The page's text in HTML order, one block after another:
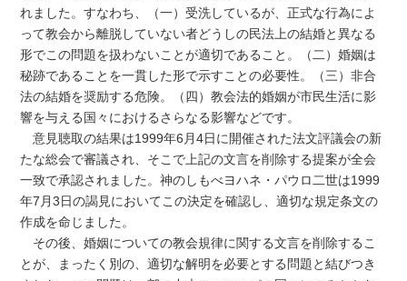
れました。すなわち、（一）受洗しているが、正式な行為によ
って教会から離脱していない者どうしの民法上の結婚と異なる
形でこの問題を扱わないことが適切であること。（二）婚姻は
秘跡であることを一貫した形で示すことの必要性。（三）非合
法の結婚を奨励する危険。（四）教会法的婚姻が市民生活に影
響を与える国々におけるさらなる影響などです。
意見聴取の結果は1999年6月4日に開催された法文評議会の新
たな総会で審議され、そこで上記の文言を削除する提案が全会
一致で承認されました。神のしもべヨハネ・パウロ二世は1999
年7月3日の謁見においてこの決定を確認し、適切な規定条文の
作成を命じました。
その後、婚姻についての教会規律に関する文言を削除するこ
とが、まったく別の、適切な解明を必要とする問題と結びつき